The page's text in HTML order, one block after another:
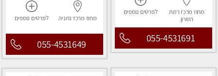
מחוז מרכזרמת
השרון
לפרטים נוספים
055-4531691
מחוז מרכז נתניה לפרטים נוספים
055-4531649